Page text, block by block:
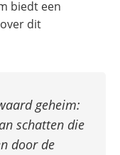
biedt een
dit
geheim:
schatten die
door de